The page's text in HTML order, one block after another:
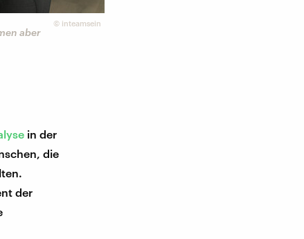
© inteamsein
aber
in der
die
der